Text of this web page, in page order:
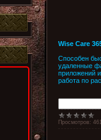
Wise Care
Способен
удаленные
приложений
работа по
Просмотров: 461